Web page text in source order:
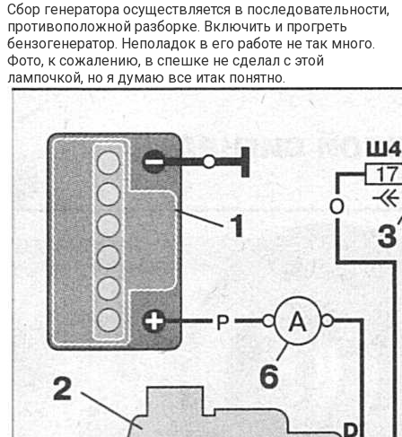
Сбор генератора осуществляется в последовательности,
противоположной разборке. Включить и прогреть
бензогенератор. Неполадок в его работе не так много.
Фото, к сожалению, в спешке не сделал с этой
лампочкой, но я думаю все итак понятно.